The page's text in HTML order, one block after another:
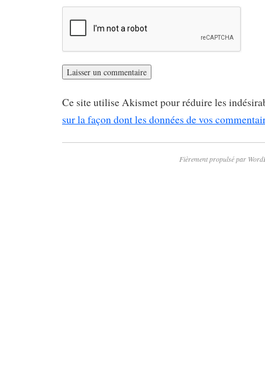
Ce site utilise Akismet pour réduire les
sur la façon dont les données de vos
Fièrement propulsé par